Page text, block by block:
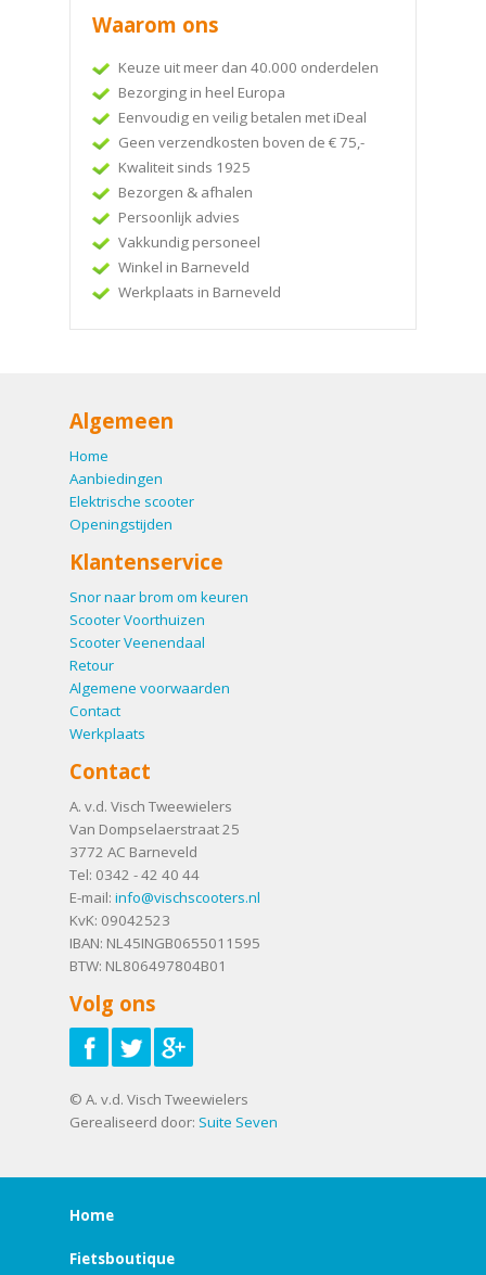
Waarom ons
Keuze uit meer dan 40.000 onderdelen
Bezorging in heel Europa
Eenvoudig en veilig betalen met iDeal
Geen verzendkosten boven de € 75,-
Kwaliteit sinds 1925
Bezorgen & afhalen
Persoonlijk advies
Vakkundig personeel
Winkel in Barneveld
Werkplaats in Barneveld
Algemeen
Home
Aanbiedingen
Elektrische scooter
Openingstijden
Klantenservice
Snor naar brom om keuren
Scooter Voorthuizen
Scooter Veenendaal
Retour
Algemene voorwaarden
Contact
Werkplaats
Contact
A. v.d. Visch Tweewielers
Van Dompselaerstraat 25
3772 AC Barneveld
Tel: 0342 - 42 40 44
E-mail: info@vischscooters.nl
KvK: 09042523
IBAN: NL45INGB0655011595
BTW: NL806497804B01
Volg ons
© A. v.d. Visch Tweewielers
Gerealiseerd door: Suite Seven
Home
Fietsboutique